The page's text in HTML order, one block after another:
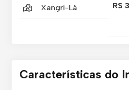
Xangri-Lá
R$
Características do